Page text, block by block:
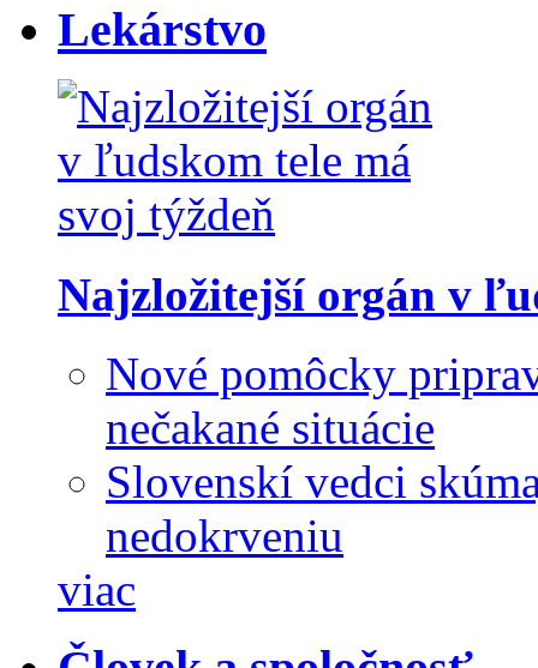
Lekárstvo
Najzložitejší orgán v
Nové pomôcky
nečakané situácie
Slovenskí vedci
nedokrveniu
viac